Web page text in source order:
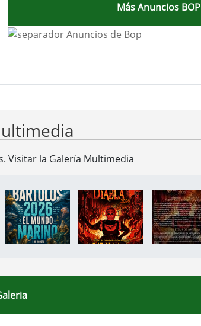
Más Anuncios BOP
Visitar la Galería Multimedia